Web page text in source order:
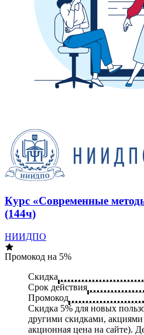
Курс «Современные
(144ч)
НИИДПО
Промокод на 5%
Скидка
Срок действия
Промокод
Скидка 5% для новых
другими скидками,
акционная цена на сайте).